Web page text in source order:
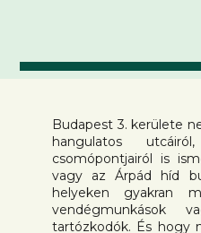
Budapest 3. kerülete
hangulatos
csomópontjairól is
vagy az Árpád híd
helyeken gyakran
vendégmunkások
tartózkodók. És hogy